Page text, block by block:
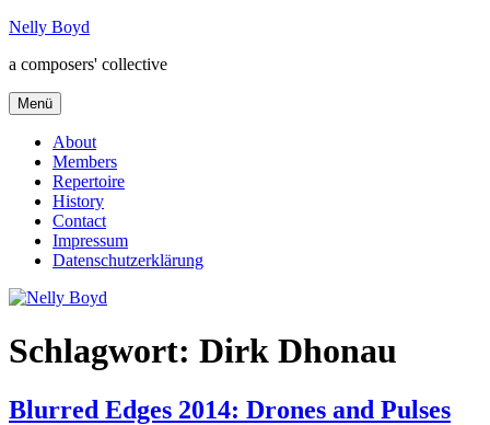
Zum
springen
Nelly Boyd
a composers' collective
Menü
About
Members
Repertoire
History
Contact
Impressum
Datenschutzerklärung
Schlagwort: Dirk Dhonau
Blurred Edges 2014: Drones and Pulses